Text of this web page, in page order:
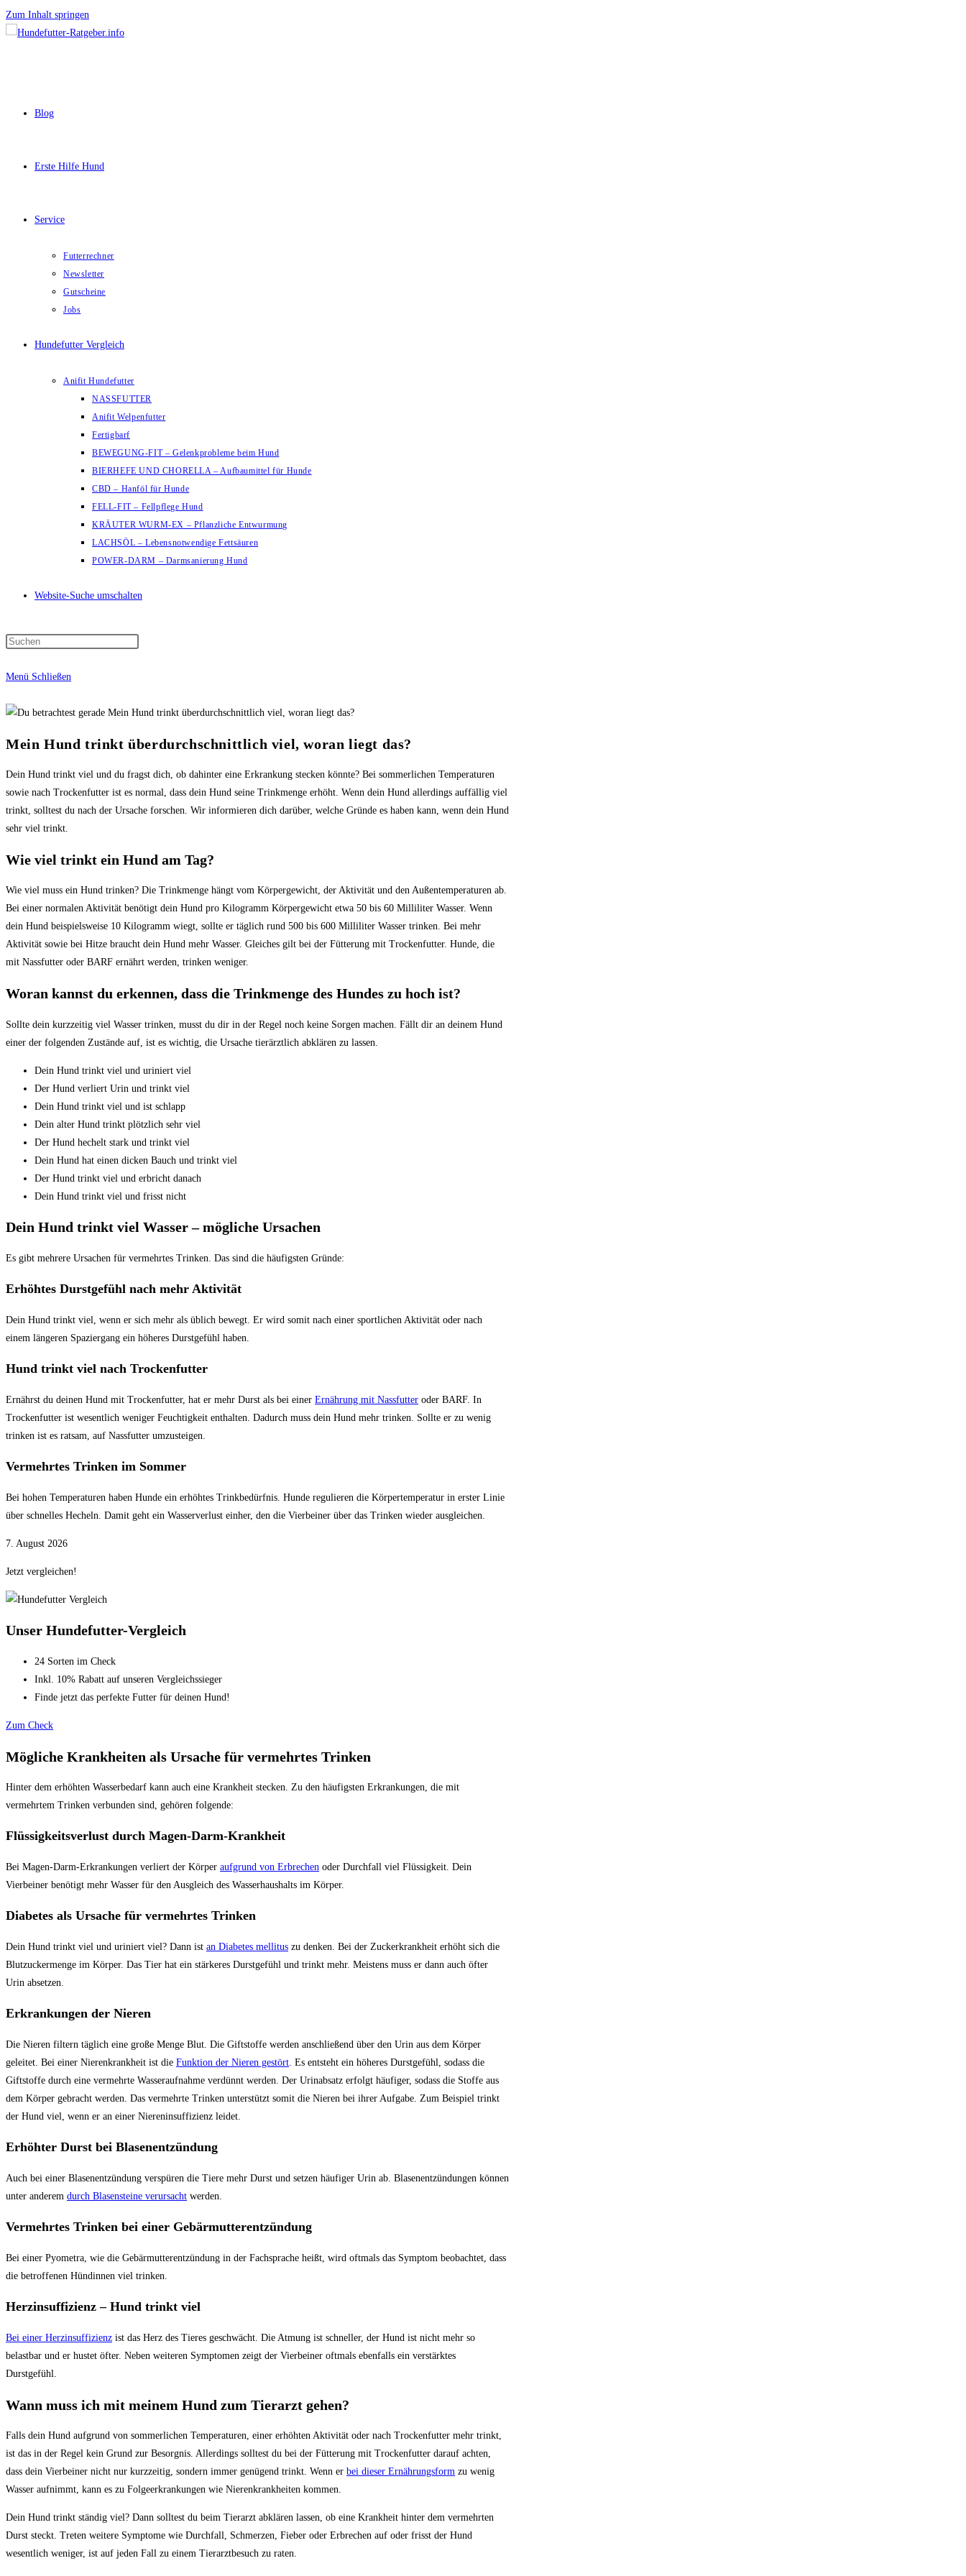
Zum Inhalt springen
Blog
Erste Hilfe Hund
Service
Futterrechner
Newsletter
Gutscheine
Jobs
Hundefutter Vergleich
Anifit Hundefutter
NASSFUTTER
Anifit Welpenfutter
Fertigbarf
BEWEGUNG-FIT – Gelenkprobleme beim Hund
BIERHEFE UND CHORELLA – Aufbaumittel für Hunde
CBD – Hanföl für Hunde
FELL-FIT – Fellpflege Hund
KRÄUTER WURM-EX – Pflanzliche Entwurmung
LACHSÖL – Lebensnotwendige Fettsäuren
POWER-DARM – Darmsanierung Hund
Website-Suche umschalten
Menü Schließen
Mein Hund trinkt überdurchschnittlich viel, woran liegt das?
Dein Hund trinkt viel und du fragst dich, ob dahinter eine Erkrankung stecken könnte? Bei sommerlichen Temperaturen
sowie nach Trockenfutter ist es normal, dass dein Hund seine Trinkmenge erhöht. Wenn dein Hund allerdings auffällig viel
trinkt, solltest du nach der Ursache forschen. Wir informieren dich darüber, welche Gründe es haben kann, wenn dein Hund
sehr viel trinkt.
Wie viel trinkt ein Hund am Tag?
Wie viel muss ein Hund trinken? Die Trinkmenge hängt vom Körpergewicht, der Aktivität und den Außentemperaturen ab.
Bei einer normalen Aktivität benötigt dein Hund pro Kilogramm Körpergewicht etwa 50 bis 60 Milliliter Wasser. Wenn
dein Hund beispielsweise 10 Kilogramm wiegt, sollte er täglich rund 500 bis 600 Milliliter Wasser trinken. Bei mehr
Aktivität sowie bei Hitze braucht dein Hund mehr Wasser. Gleiches gilt bei der Fütterung mit Trockenfutter. Hunde, die
mit Nassfutter oder BARF ernährt werden, trinken weniger.
Woran kannst du erkennen, dass die Trinkmenge des Hundes zu hoch ist?
Sollte dein kurzzeitig viel Wasser trinken, musst du dir in der Regel noch keine Sorgen machen. Fällt dir an deinem Hund
einer der folgenden Zustände auf, ist es wichtig, die Ursache tierärztlich abklären zu lassen.
Dein Hund trinkt viel und uriniert viel
Der Hund verliert Urin und trinkt viel
Dein Hund trinkt viel und ist schlapp
Dein alter Hund trinkt plötzlich sehr viel
Der Hund hechelt stark und trinkt viel
Dein Hund hat einen dicken Bauch und trinkt viel
Der Hund trinkt viel und erbricht danach
Dein Hund trinkt viel und frisst nicht
Dein Hund trinkt viel Wasser – mögliche Ursachen
Es gibt mehrere Ursachen für vermehrtes Trinken. Das sind die häufigsten Gründe:
Erhöhtes Durstgefühl nach mehr Aktivität
Dein Hund trinkt viel, wenn er sich mehr als üblich bewegt. Er wird somit nach einer sportlichen Aktivität oder nach
einem längeren Spaziergang ein höheres Durstgefühl haben.
Hund trinkt viel nach Trockenfutter
Ernährst du deinen Hund mit Trockenfutter, hat er mehr Durst als bei einer Ernährung mit Nassfutter oder BARF. In
Trockenfutter ist wesentlich weniger Feuchtigkeit enthalten. Dadurch muss dein Hund mehr trinken. Sollte er zu wenig
trinken ist es ratsam, auf Nassfutter umzusteigen.
Vermehrtes Trinken im Sommer
Bei hohen Temperaturen haben Hunde ein erhöhtes Trinkbedürfnis. Hunde regulieren die Körpertemperatur in erster Linie
über schnelles Hecheln. Damit geht ein Wasserverlust einher, den die Vierbeiner über das Trinken wieder ausgleichen.
7. August 2026
Jetzt vergleichen!
Unser Hundefutter-Vergleich
24 Sorten im Check
Inkl. 10% Rabatt auf unseren Vergleichssieger
Finde jetzt das perfekte Futter für deinen Hund!
Zum Check
Mögliche Krankheiten als Ursache für vermehrtes Trinken
Hinter dem erhöhten Wasserbedarf kann auch eine Krankheit stecken. Zu den häufigsten Erkrankungen, die mit
vermehrtem Trinken verbunden sind, gehören folgende:
Flüssigkeitsverlust durch Magen-Darm-Krankheit
Bei Magen-Darm-Erkrankungen verliert der Körper aufgrund von Erbrechen oder Durchfall viel Flüssigkeit. Dein
Vierbeiner benötigt mehr Wasser für den Ausgleich des Wasserhaushalts im Körper.
Diabetes als Ursache für vermehrtes Trinken
Dein Hund trinkt viel und uriniert viel? Dann ist an Diabetes mellitus zu denken. Bei der Zuckerkrankheit erhöht sich die
Blutzuckermenge im Körper. Das Tier hat ein stärkeres Durstgefühl und trinkt mehr. Meistens muss er dann auch öfter
Urin absetzen.
Erkrankungen der Nieren
Die Nieren filtern täglich eine große Menge Blut. Die Giftstoffe werden anschließend über den Urin aus dem Körper
geleitet. Bei einer Nierenkrankheit ist die Funktion der Nieren gestört. Es entsteht ein höheres Durstgefühl, sodass die
Giftstoffe durch eine vermehrte Wasseraufnahme verdünnt werden. Der Urinabsatz erfolgt häufiger, sodass die Stoffe aus
dem Körper gebracht werden. Das vermehrte Trinken unterstützt somit die Nieren bei ihrer Aufgabe. Zum Beispiel trinkt
der Hund viel, wenn er an einer Niereninsuffizienz leidet.
Erhöhter Durst bei Blasenentzündung
Auch bei einer Blasenentzündung verspüren die Tiere mehr Durst und setzen häufiger Urin ab. Blasenentzündungen können
unter anderem durch Blasensteine verursacht werden.
Vermehrtes Trinken bei einer Gebärmutterentzündung
Bei einer Pyometra, wie die Gebärmutterentzündung in der Fachsprache heißt, wird oftmals das Symptom beobachtet, dass
die betroffenen Hündinnen viel trinken.
Herzinsuffizienz – Hund trinkt viel
Bei einer Herzinsuffizienz ist das Herz des Tieres geschwächt. Die Atmung ist schneller, der Hund ist nicht mehr so
belastbar und er hustet öfter. Neben weiteren Symptomen zeigt der Vierbeiner oftmals ebenfalls ein verstärktes
Durstgefühl.
Wann muss ich mit meinem Hund zum Tierarzt gehen?
Falls dein Hund aufgrund von sommerlichen Temperaturen, einer erhöhten Aktivität oder nach Trockenfutter mehr trinkt,
ist das in der Regel kein Grund zur Besorgnis. Allerdings solltest du bei der Fütterung mit Trockenfutter darauf achten,
dass dein Vierbeiner nicht nur kurzzeitig, sondern immer genügend trinkt. Wenn er bei dieser Ernährungsform zu wenig
Wasser aufnimmt, kann es zu Folgeerkrankungen wie Nierenkrankheiten kommen.
Dein Hund trinkt ständig viel? Dann solltest du beim Tierarzt abklären lassen, ob eine Krankheit hinter dem vermehrten
Durst steckt. Treten weitere Symptome wie Durchfall, Schmerzen, Fieber oder Erbrechen auf oder frisst der Hund
wesentlich weniger, ist auf jeden Fall zu einem Tierarztbesuch zu raten.